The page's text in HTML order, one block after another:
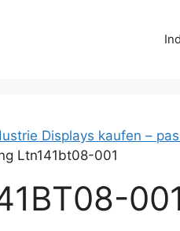
Displays kaufen –
Ltn141bt08-001
001